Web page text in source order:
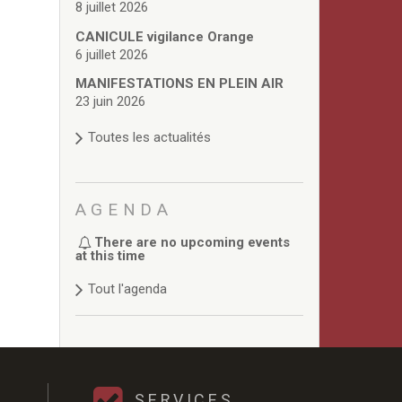
8 juillet 2026
CANICULE vigilance Orange
6 juillet 2026
MANIFESTATIONS EN PLEIN AIR
23 juin 2026
Toutes les actualités
AGENDA
There are no upcoming events
at this time
Tout l'agenda